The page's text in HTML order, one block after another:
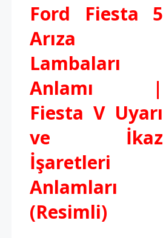
Ford Fiesta 5
Arıza
Lambaları
Anlamı |
Fiesta V Uyarı
ve İkaz
İşaretleri
Anlamları
(Resimli)